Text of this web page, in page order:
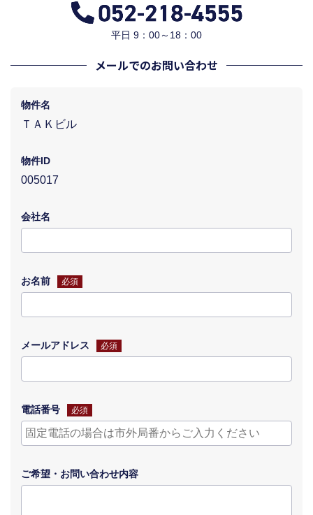
平日 9：00～18：00
メールでのお問い合わせ
物件名
ＴＡＫビル
物件ID
005017
会社名
お名前 必須
メールアドレス 必須
電話番号 必須
ご希望・ お問い合わせ内容